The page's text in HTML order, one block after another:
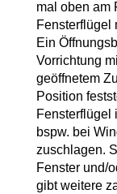
mal oben am
Fensterflügel
Ein
Vorrichtung
geöffnetem
Position
Fensterflügel
bspw. bei
zuschlagen.
Fenster und/
gibt weitere